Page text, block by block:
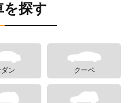
を探す
ン クーペ